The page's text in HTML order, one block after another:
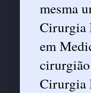
mesma
Cirurgia
em
Cirurgia